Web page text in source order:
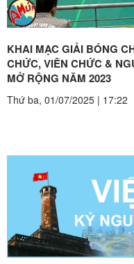
KHAI MẠC GIẢI BÓNG
CHỨC, VIÊN CHỨC &
MỞ RỘNG NĂM 2023
Thứ ba, 01/07/2025 | 17:22